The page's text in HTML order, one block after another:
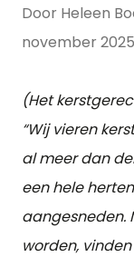
Door Heleen
november 2025
(Het
“Wij vieren
al meer dan
een hele
aangesneden.
worden,